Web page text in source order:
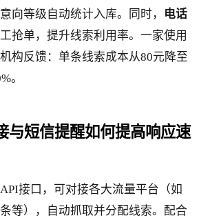
向等级自动统计入库。同时，
电话
抢单，提升线索利用率。一家使用
构反馈：单条线索成本从80元降至
。
与短信提醒如何提高响应速
接口，可对接各大流量平台（如
等），自动抓取并分配线索。配合